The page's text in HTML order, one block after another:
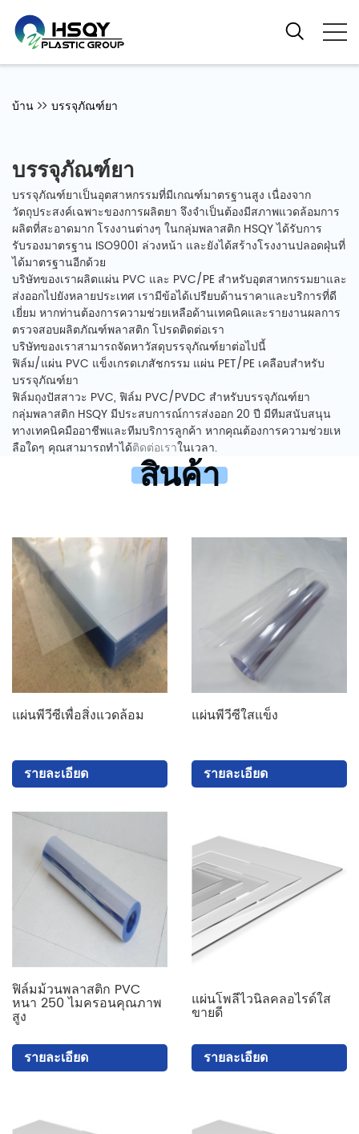
บ้าน บรรจุภัณฑ์ยา
บรรจุภัณฑ์ยา
บรรจุภัณฑ์ยาเป็นอุตสาหกรรมที่มีเกณฑ์มาตรฐานสูง เนื่องจาก
วัตถุประสงค์เฉพาะของการผลิตยา จึงจำเป็นต้องมีสภาพแวดล้อมการ
ผลิตที่สะอาดมาก โรงงานต่างๆ ในกลุ่มพลาสติก HSQY ได้รับการ
รับรองมาตรฐาน ISO9001 ล่วงหน้า และยังได้สร้างโรงงานปลอดฝุ่นที่
ได้มาตรฐานอีกด้วย
บริษัทของเราผลิตแผ่น PVC และ PVC/PE สำหรับอุตสาหกรรมยาและ
ส่งออกไปยังหลายประเทศ เรามีข้อได้เปรียบด้านราคาและบริการที่ดี
เยี่ยม หากท่านต้องการความช่วยเหลือด้านเทคนิคและรายงานผลการ
ตรวจสอบผลิตภัณฑ์พลาสติก โปรดติดต่อเรา
บริษัทของเราสามารถจัดหาวัสดุบรรจุภัณฑ์ยาต่อไปนี้
ฟิล์ม/แผ่น PVC แข็งเกรดเภสัชกรรม แผ่น PET/PE เคลือบสำหรับ
บรรจุภัณฑ์ยา
ฟิล์มถุงปัสสาวะ PVC, ฟิล์ม PVC/PVDC สำหรับบรรจุภัณฑ์ยา
กลุ่มพลาสติก HSQY มีประสบการณ์การส่งออก 20 ปี มีทีมสนับสนุน
ทางเทคนิคมืออาชีพและทีมบริการลูกค้า หากคุณต้องการความช่วยเห
ลือใดๆ คุณสามารถทำได้ติดต่อเราในเวลา.
สินค้า
แผ่นพีวีซีเพื่อสิ่งแวดล้อม
รายละเอียด
แผ่นพีวีซีใสแข็ง
รายละเอียด
ฟิล์มม้วนพลาสติก PVC
หนา 250 ไมครอนคุณภาพ
สูง
รายละเอียด
แผ่นโพลีไวนิลคลอไรด์ใส
ขายดี
รายละเอียด